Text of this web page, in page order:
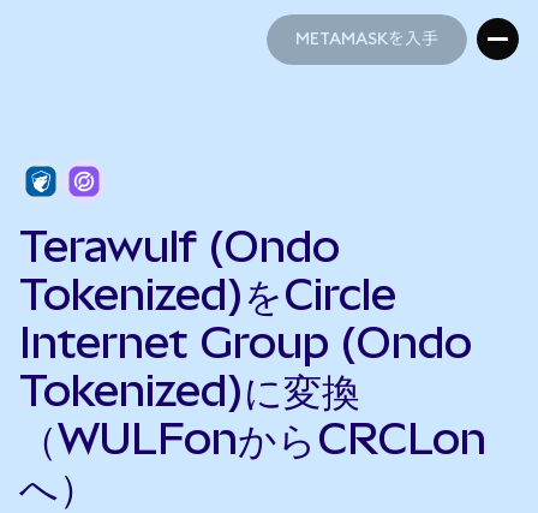
METAMASKを入手
Terawulf (Ondo
Tokenized)をCircle
Internet Group (Ondo
Tokenized)に変換
（WULFonからCRCLon
へ）